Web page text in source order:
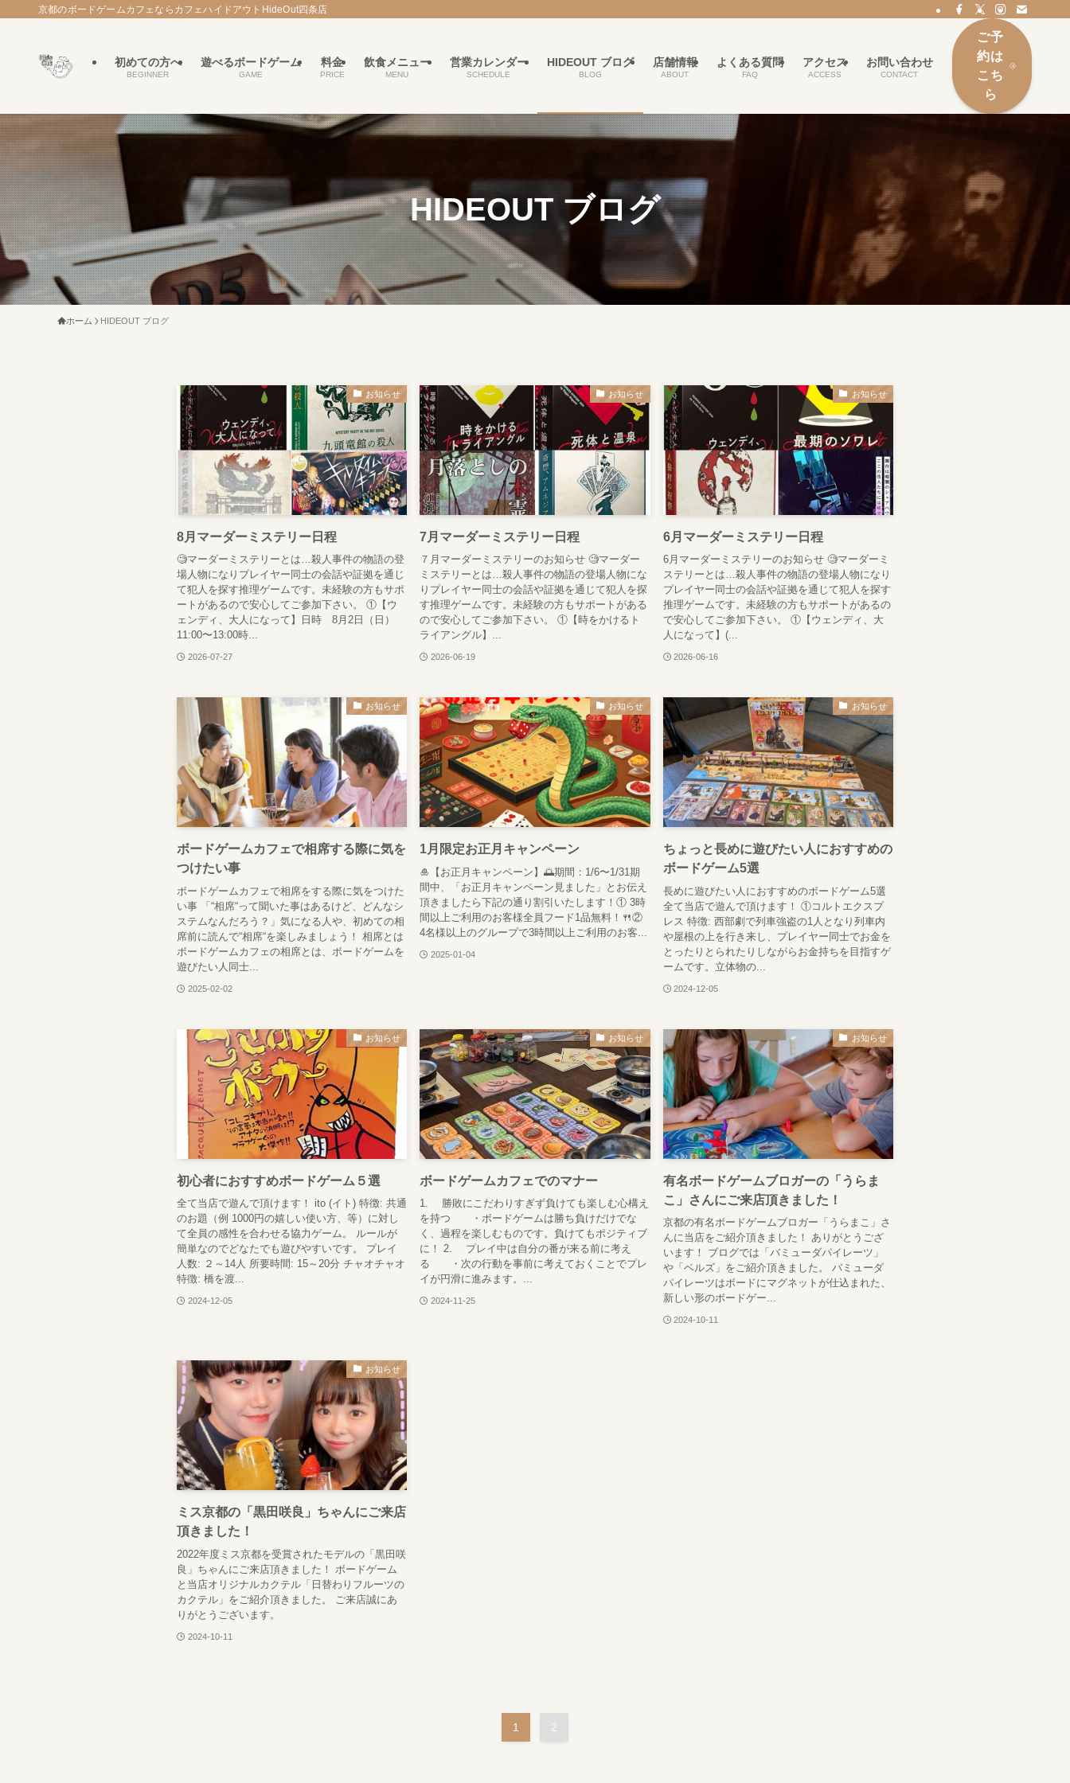
京都のボードゲームカフェならカフェハイドアウトHideOut四条店
初めての方へ
BEGINNER
遊べるボードゲーム
GAME
料金
PRICE
飲食メニュー
MENU
営業カレンダー
SCHEDULE
HIDEOUT ブログ
BLOG
店舗情報
ABOUT
よくある質問
FAQ
アクセス
ACCESS
お問い合わせ
CONTACT
ご予
約は
こち
ら
HIDEOUT ブログ
ホーム HIDEOUT ブログ
お知らせ
8月マーダーミステリー日程
🧐マーダーミステリーとは…殺人事件の物語の登
場人物になりプレイヤー同士の会話や証拠を通じ
て犯人を探す推理ゲームです。未経験の方もサポ
ートがあるので安心してご参加下さい。 ①【ウ
ェンディ、大人になって】日時 8月2日（日）
11:00〜13:00時...
2026-07-27
お知らせ
7月マーダーミステリー日程
７月マーダーミステリーのお知らせ 🧐マーダー
ミステリーとは…殺人事件の物語の登場人物にな
りプレイヤー同士の会話や証拠を通じて犯人を探
す推理ゲームです。未経験の方もサポートがある
ので安心してご参加下さい。 ①【時をかけるト
ライアングル】...
2026-06-19
お知らせ
6月マーダーミステリー日程
6月マーダーミステリーのお知らせ 🧐マーダーミ
ステリーとは…殺人事件の物語の登場人物になり
プレイヤー同士の会話や証拠を通じて犯人を探す
推理ゲームです。未経験の方もサポートがあるの
で安心してご参加下さい。 ①【ウェンディ、大
人になって】(...
2026-06-16
お知らせ
ボードゲームカフェで相席する際に気を
つけたい事
ボードゲームカフェで相席をする際に気をつけた
い事 「“相席“って聞いた事はあるけど、どんなシ
ステムなんだろう？」気になる人や、初めての相
席前に読んで“相席“を楽しみましょう！ 相席とは
ボードゲームカフェの相席とは、ボードゲームを
遊びたい人同士...
2025-02-02
お知らせ
1月限定お正月キャンペーン
🎍【お正月キャンペーン】🌅期間：1/6〜1/31期
間中、「お正月キャンペーン見ました」とお伝え
頂きましたら下記の通り割引いたします！① 3時
間以上ご利用のお客様全員フード1品無料！🍴②
4名様以上のグループで3時間以上ご利用のお客...
2025-01-04
お知らせ
ちょっと長めに遊びたい人におすすめの
ボードゲーム5選
長めに遊びたい人におすすめのボードゲーム5選
全て当店で遊んで頂けます！ ①コルトエクスプ
レス 特徴: 西部劇で列車強盗の1人となり列車内
や屋根の上を行き来し、プレイヤー同士でお金を
とったりとられたりしながらお金持ちを目指すゲ
ームです。立体物の...
2024-12-05
お知らせ
初心者におすすめボードゲーム５選
全て当店で遊んで頂けます！ ito (イト) 特徴: 共通
のお題（例 1000円の嬉しい使い方、等）に対し
て全員の感性を合わせる協力ゲーム。 ルールが
簡単なのでどなたでも遊びやすいです。 プレイ
人数: ２～14人 所要時間: 15～20分 チャオチャオ
特徴: 橋を渡...
2024-12-05
お知らせ
ボードゲームカフェでのマナー
1. 勝敗にこだわりすぎず負けても楽しむ心構え
を持つ ・ボードゲームは勝ち負けだけでな
く、過程を楽しむものです。負けてもポジティブ
に！ 2. プレイ中は自分の番が来る前に考え
る ・次の行動を事前に考えておくことでプレ
イが円滑に進みます。...
2024-11-25
お知らせ
有名ボードゲームブロガーの「うらま
こ」さんにご来店頂きました！
京都の有名ボードゲームブロガー「うらまこ」さ
んに当店をご紹介頂きました！ ありがとうござ
います！ ブログでは「バミューダパイレーツ」
や「ベルズ」をご紹介頂きました。 バミューダ
パイレーツはボードにマグネットが仕込まれた、
新しい形のボードゲー...
2024-10-11
お知らせ
ミス京都の「黒田咲良」ちゃんにご来店
頂きました！
2022年度ミス京都を受賞されたモデルの「黒田咲
良」ちゃんにご来店頂きました！ ボードゲーム
と当店オリジナルカクテル「日替わりフルーツの
カクテル」をご紹介頂きました。 ご来店誠にあ
りがとうございます。
2024-10-11
1 2